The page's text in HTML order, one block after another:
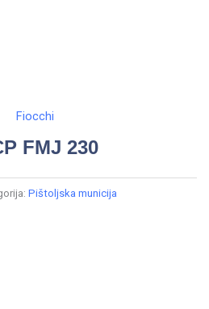
FMJ 230
Pištoljska municija